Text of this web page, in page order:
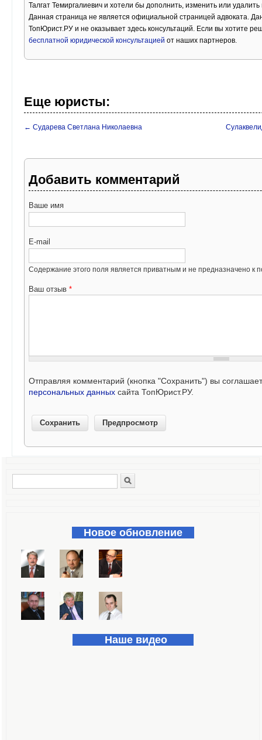
Талгат Темиргалиевич и хотели бы дополнить, изменить или
Данная страница не является официальной страницей адвоката.
ТопЮрист.РУ и не оказывает здесь консультаций. Если вы хотите
бесплатной юридической консультацией от наших партнеров.
Еще юристы:
← Сударева Светлана Николаевна
Добавить комментарий
Ваше имя
E-mail
Содержание этого поля является приватным и не предназначено к
Ваш отзыв *
Отправляя комментарий (кнопка "Сохранить") вы
персональных данных сайта ТопЮрист.РУ.
Форма поиска
Новое обновление
Наше видео